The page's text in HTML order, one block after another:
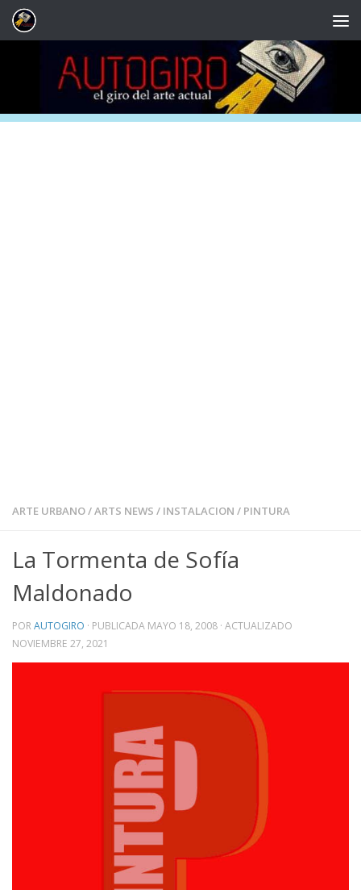
Saltar al contenido
ARTE URBANO/ARTS NEWS / INSTALACION / PINTURA
La Tormenta de Sofía
Maldonado
PORAUTOGIRO · PUBLICADA MAYO 18, 2008 · ACTUALIZADO
NOVIEMBRE 27, 2021